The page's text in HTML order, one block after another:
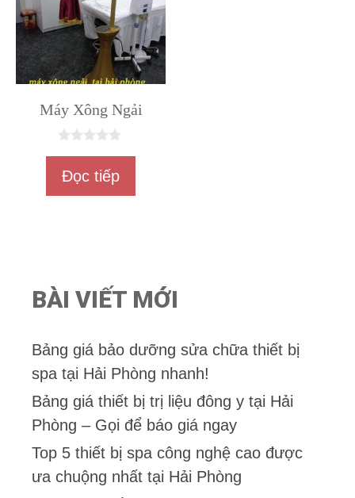
Máy Xông Ngải
gĐọc tiếp
BÀI VIẾT MỚI
Bảng giá bảo dưỡng sửa chữa thiết bị
spa tại Hải Phòng nhanh!
Bảng giá thiết bị trị liệu đông y tại Hải
Phòng – Gọi để báo giá ngay
Top 5 thiết bị spa công nghệ cao được
ưa chuộng nhất tại Hải Phòng